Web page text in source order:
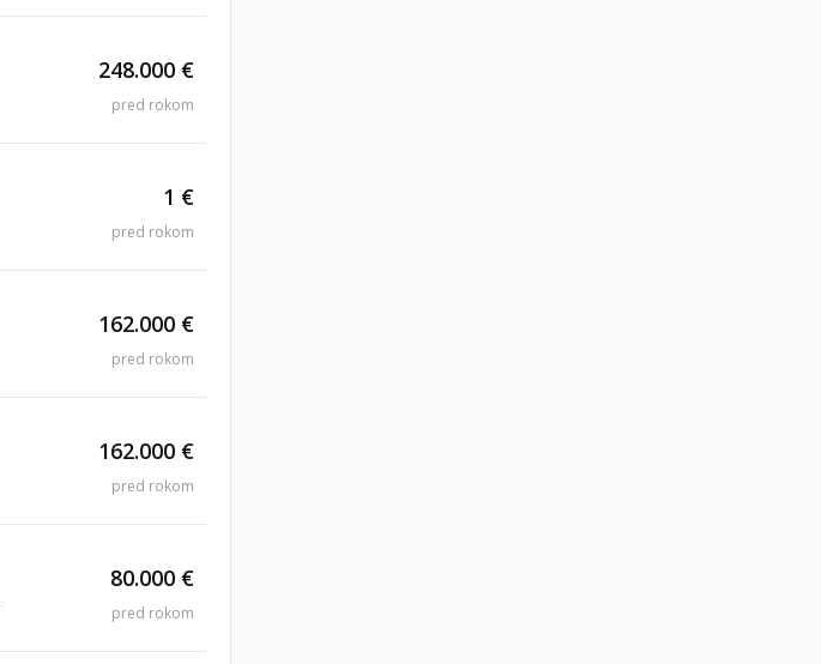
248.000 €
pred rokom
1 €
pred rokom
162.000 €
pred rokom
162.000 €
pred rokom
80.000 €
pred rokom